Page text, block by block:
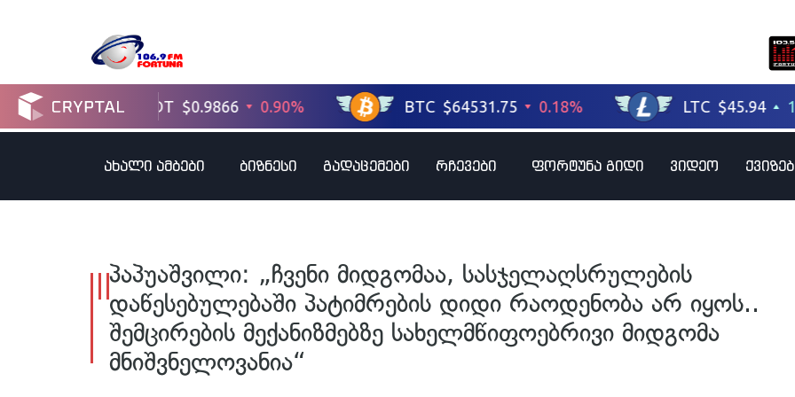
ახალი ამბები ბიზნესი გადაცემები რჩევები ფორტუნა გიდი ვიდეო
პაპუაშვილი: „ჩვენი მიდგომაა, სასჯელაღსრულების
დაწესებულებაში პატიმრების დიდი რაოდენობა არ იყოს..
შემცირების მექანიზმებზე სახელმწიფოებრივი მიდგომა
მნიშვნელოვანია“